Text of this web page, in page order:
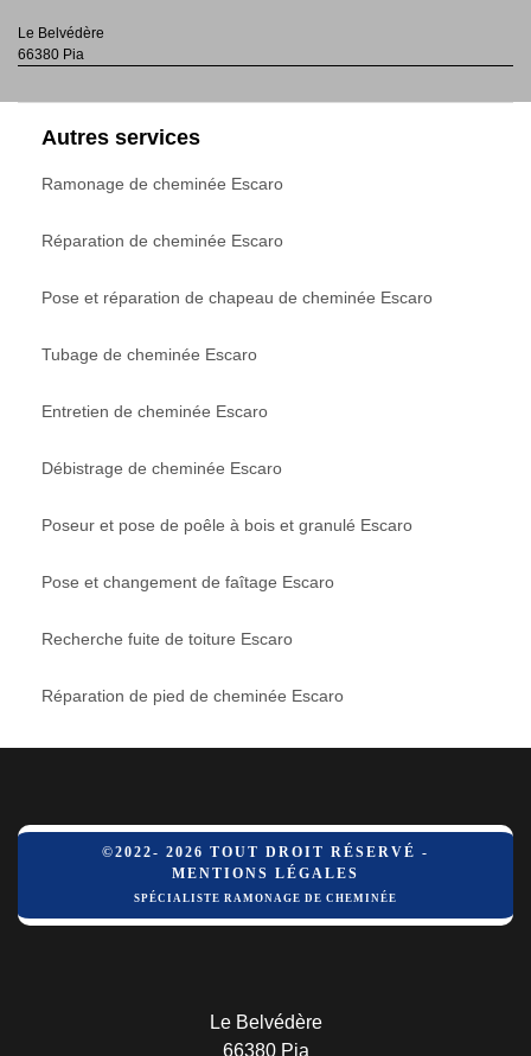
Le Belvédère
66380 Pia
Autres services
Ramonage de cheminée Escaro
Réparation de cheminée Escaro
Pose et réparation de chapeau de cheminée Escaro
Tubage de cheminée Escaro
Entretien de cheminée Escaro
Débistrage de cheminée Escaro
Poseur et pose de poêle à bois et granulé Escaro
Pose et changement de faîtage Escaro
Recherche fuite de toiture Escaro
Réparation de pied de cheminée Escaro
©2022- 2026 TOUT DROIT RÉSERVÉ -
MENTIONS LÉGALES
SPÉCIALISTE RAMONAGE DE CHEMINÉE
Le Belvédère
66380 Pia